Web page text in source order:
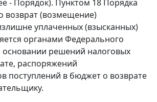
- Порядок). Пунктом 18 Порядка
возврат (возмещение)
уплаченных (взысканных)
органами Федерального
основании решений налоговых
распоряжений
поступлений в бюджет о возврате